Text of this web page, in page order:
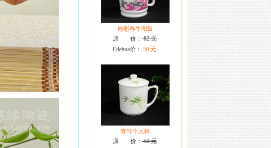
粉彩春牛图鼓
原 价：82 元
Edehua价： 50 元
青竹个人杯
原 价：50 元